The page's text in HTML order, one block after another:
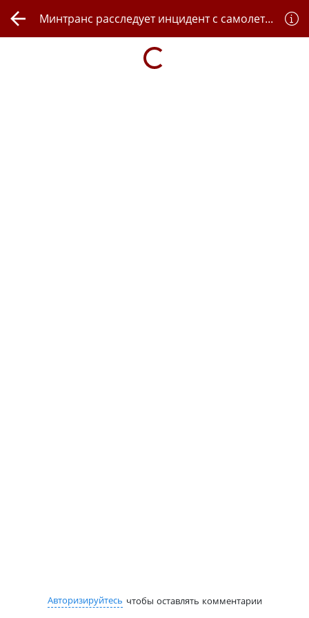
Минтранс расследует инцидент с самолетом, следовавшим из Астаны во Франфуркт
Авторизируйтесь чтобы оставлять комментарии